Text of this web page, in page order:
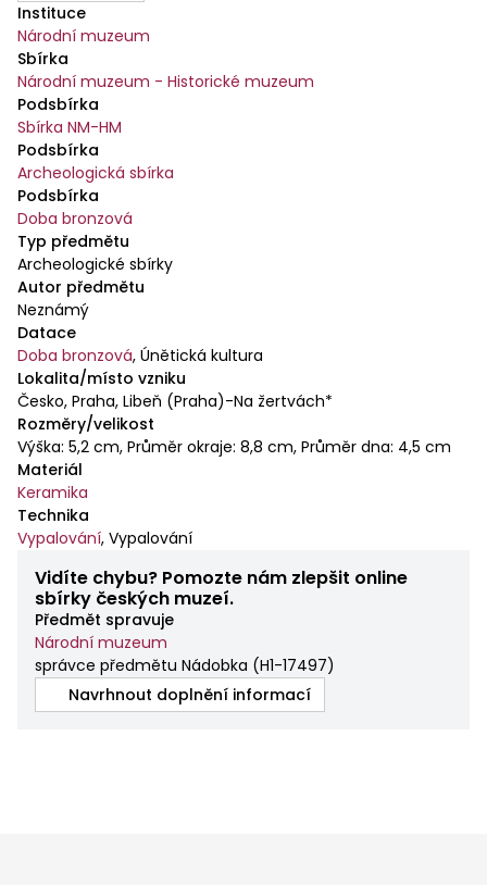
Instituce
Národní muzeum
Sbírka
Národní muzeum - Historické muzeum
Podsbírka
Sbírka NM-HM
Podsbírka
Archeologická sbírka
Podsbírka
Doba bronzová
Typ předmětu
Archeologické sbírky
Autor předmětu
Neznámý
Datace
Doba bronzová, Únětická kultura
Lokalita/místo vzniku
Česko, Praha, Libeň (Praha)-Na žertvách*
Rozměry/velikost
Výška: 5,2 cm, Průměr okraje: 8,8 cm, Průměr dna: 4,5 cm
Materiál
Keramika
Technika
Vypalování, Vypalování
Vidíte chybu? Pomozte nám zlepšit online
sbírky českých muzeí.
Předmět spravuje
Národní muzeum
správce předmětu Nádobka (H1-17497)
Navrhnout doplnění informací